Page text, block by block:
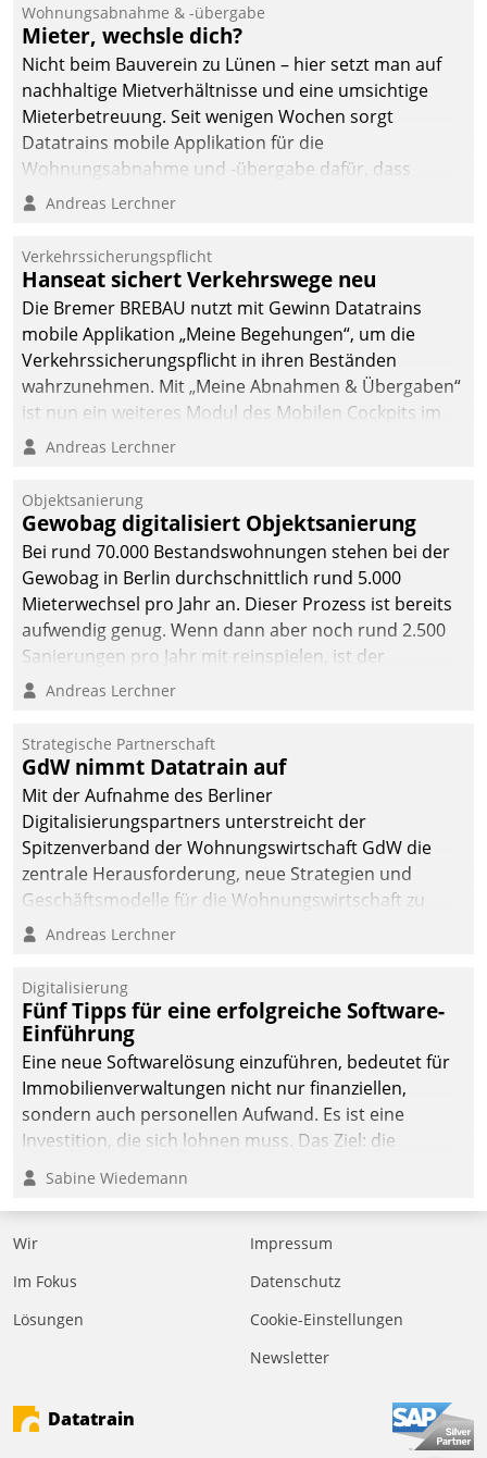
Wohnungsabnahme & -übergabe
Mieter, wechsle dich?
Nicht beim Bauverein zu Lünen – hier setzt man auf
nachhaltige Mietverhältnisse und eine umsichtige
Mieterbetreuung. Seit wenigen Wochen sorgt
Datatrains mobile Applikation für die
Wohnungsabnahme und -übergabe dafür, dass
Mieter wohlgeordnet kommen und, so es sein muss,
Andreas Lerchner
Verkehrssicherungspflicht
Hanseat sichert Verkehrswege neu
Die Bremer BREBAU nutzt mit Gewinn Datatrains
mobile Applikation „Meine Begehungen“, um die
Verkehrssicherungspflicht in ihren Beständen
wahrzunehmen. Mit „Meine Abnahmen & Übergaben“
ist nun ein weiteres Modul des Mobilen Cockpits im
Einsatz.
Andreas Lerchner
Objektsanierung
Gewobag digitalisiert Objektsanierung
Bei rund 70.000 Bestandswohnungen stehen bei der
Gewobag in Berlin durchschnittlich rund 5.000
Mieterwechsel pro Jahr an. Dieser Prozess ist bereits
aufwendig genug. Wenn dann aber noch rund 2.500
Sanierungen pro Jahr mit reinspielen, ist der
Betreuungs- und Organisationsaufwand immens. Im
kommunale Wohnungsbauunternehmen daher
gemeinsam mit der Berliner Datatrain GmbH den
Teilprozess der Objektsanierung digitalisiert.
Andreas Lerchner
Strategische Partnerschaft
GdW nimmt Datatrain auf
Mit der Aufnahme des Berliner
Digitalisierungspartners unterstreicht der
Spitzenverband der Wohnungswirtschaft GdW die
zentrale Herausforderung, neue Strategien und
Geschäftsmodelle für die Wohnungswirtschaft zu
entwickeln.
Andreas Lerchner
Digitalisierung
Fünf Tipps für eine erfolgreiche Software-
Einführung
Eine neue Softwarelösung einzuführen, bedeutet für
Immobilienverwaltungen nicht nur finanziellen,
sondern auch personellen Aufwand. Es ist eine
Investition, die sich lohnen muss. Das Ziel: die
nachhaltige Optimierung der Geschäftsabläufe. Damit
dieses Ziel erreicht wird, sollten einige Grundregeln
befolgt werden.
Sabine Wiedemann
Wir
Im Fokus
Lösungen
Impressum
Datenschutz
Cookie-Einstellungen
Newsletter
Datatrain